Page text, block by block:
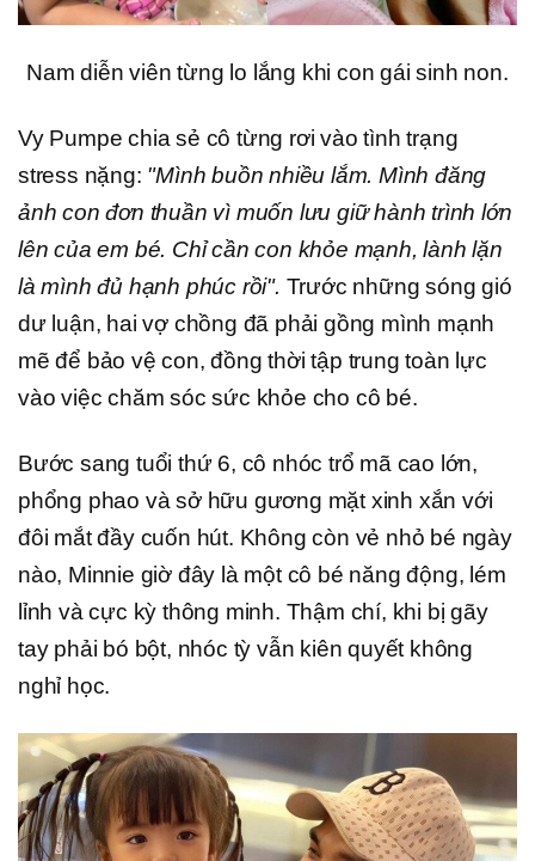
Nam diễn viên từng lo lắng khi con gái sinh non.
Vy Pumpe chia sẻ cô từng rơi vào tình trạng
stress nặng: "Mình buồn nhiều lắm. Mình đăng
ảnh con đơn thuần vì muốn lưu giữ hành trình lớn
lên của em bé. Chỉ cần con khỏe mạnh, lành lặn
là mình đủ hạnh phúc rồi". Trước những sóng gió
dư luận, hai vợ chồng đã phải gồng mình mạnh
mẽ để bảo vệ con, đồng thời tập trung toàn lực
vào việc chăm sóc sức khỏe cho cô bé.
Bước sang tuổi thứ 6, cô nhóc trổ mã cao lớn,
phổng phao và sở hữu gương mặt xinh xắn với
đôi mắt đầy cuốn hút. Không còn vẻ nhỏ bé ngày
nào, Minnie giờ đây là một cô bé năng động, lém
lỉnh và cực kỳ thông minh. Thậm chí, khi bị gãy
tay phải bó bột, nhóc tỳ vẫn kiên quyết không
nghỉ học.